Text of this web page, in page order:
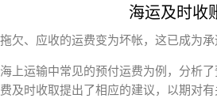
海运及时收
欠、应收的运费变为坏帐，这已成为承
上运输中常见的预付运费为例，分析
及时收取提出了相应的建议，以期对有